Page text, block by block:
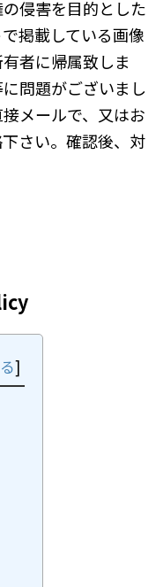
侵害を目的とした
掲載している画像
者に帰属致しま
問題がございまし
メールで、又はお
さい。確認後、対
]